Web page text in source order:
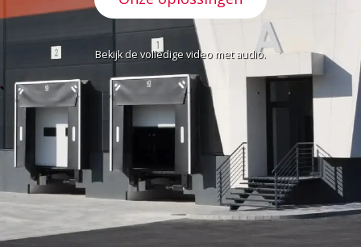
Bekijk de volledige video met audio.